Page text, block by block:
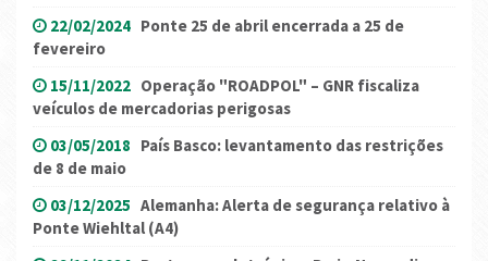
22/02/2024 Ponte 25 de abril encerrada a 25 de
fevereiro
15/11/2022 Operação "ROADPOL" – GNR fiscaliza
veículos de mercadorias perigosas
03/05/2018 País Basco: levantamento das restrições
de 8 de maio
03/12/2025 Alemanha: Alerta de segurança relativo à
Ponte Wiehltal (A4)